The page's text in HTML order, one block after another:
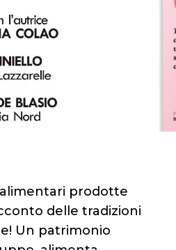
prodotte
delle tradizioni
Un patrimonio